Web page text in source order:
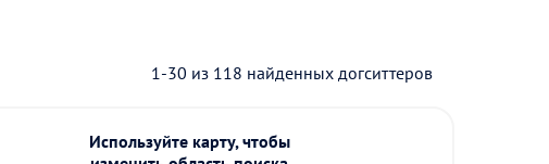
1-30 из 118 найденных догситтеров
Используйте карту, чтобы